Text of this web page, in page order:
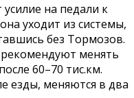
на педали к
уходит из системы,
без Тормозов.
менять
60–70 тис.км.
езды, меняются в два